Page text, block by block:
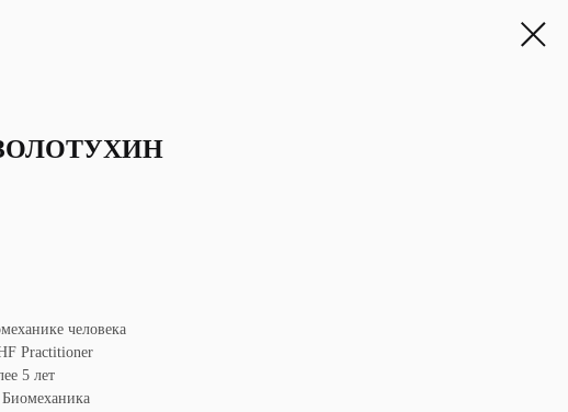
человека
Practitioner
5 лет